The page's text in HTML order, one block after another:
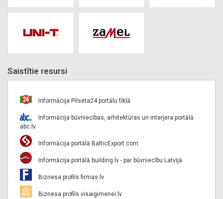
Saistītie resursi
Informācija Pilseta24 portālu tīklā
Informācija būvniecības, arhitektūras un interjera portālā
abc.lv
Informācija portālā BalticExport.com
Informācija portālā building.lv - par būvniecību Latvijā
Biznesa profils firmas.lv
Biznesa profils visaigimenei.lv